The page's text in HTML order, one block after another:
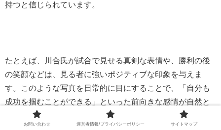
持つと信じられています。
たとえば、川合氏が試合で見せる真剣な表情や、勝利の後
の笑顔などは、見る者に強いポジティブな印象を与えま
す。このような写真を日常的に目にすることで、「自分も
成功を掴むことができる」といった前向きな感情が自然と
湧き上がるのです。
お問い合わせ 運営者情報/プライバシーポリシー サイトマップ